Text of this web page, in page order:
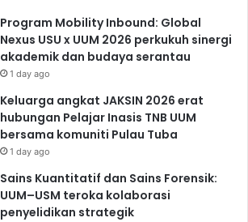
Program Mobility Inbound: Global
Nexus USU x UUM 2026 perkukuh sinergi
akademik dan budaya serantau
1 day ago
Keluarga angkat JAKSIN 2026 erat
hubungan Pelajar Inasis TNB UUM
bersama komuniti Pulau Tuba
1 day ago
Sains Kuantitatif dan Sains Forensik:
UUM–USM teroka kolaborasi
penyelidikan strategik